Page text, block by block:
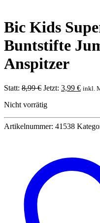
Bic Kids
Buntstifte
Anspitzer
Statt: 8,99€ Ursprünglicher
war:
Jetzt: 3,99 € inkl.
Nicht vorrätig
Artikelnummer: 41538